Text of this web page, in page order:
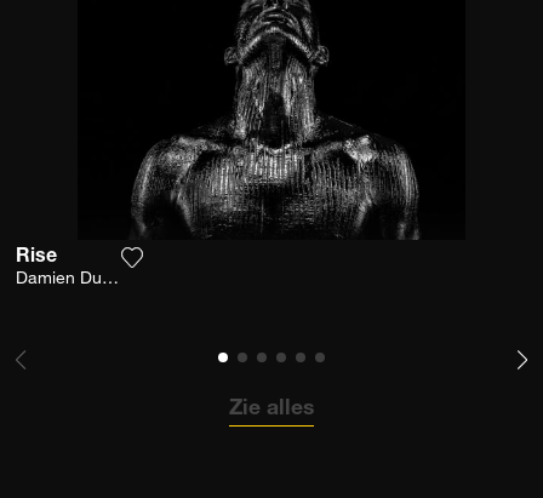
Rise
Damien Dufresne
Zie alles